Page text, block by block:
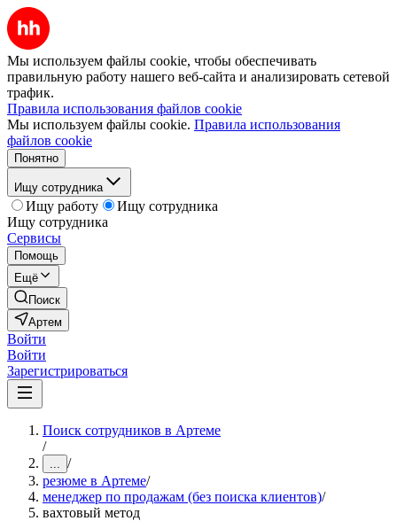
Мы используем файлы cookie, чтобы обеспечивать
правильную работу нашего веб-сайта и анализировать сетевой
трафик.
Правила использования файлов cookie
Мы используем файлы cookie. Правила использования
файлов cookie
Понятно
Ищу сотрудника
Ищу работу
Ищу сотрудника
Ищу сотрудника
Сервисы
Помощь
Ещё
Поиск
Артем
Войти
Войти
Зарегистрироваться
Поиск сотрудников в Артеме
/
... /
резюме в Артеме/
менеджер по продажам (без поиска клиентов)/
вахтовый метод